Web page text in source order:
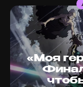
«Моя